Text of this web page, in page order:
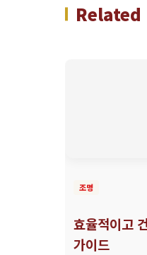
Related
조명
효율적이고
가이드